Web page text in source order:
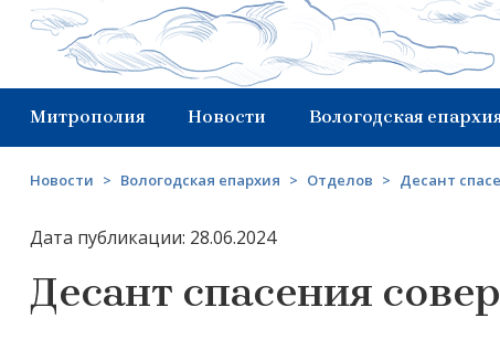
Митрополия Новости Вологодская
Новости > Вологодская епархия > Отделов > Десант
Дата публикации: 28.06.2024
Десант спасения